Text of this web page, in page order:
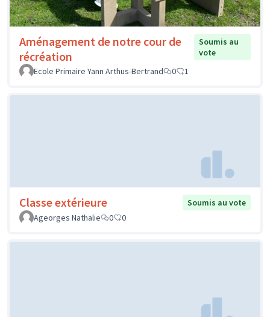
Aménagement de notre cour de
récréation
Soumis au
vote
Ecole Primaire Yann Arthus-Bertrand
0 1
Classe extérieure
Soumis au vote
Ageorges Nathalie
0 0